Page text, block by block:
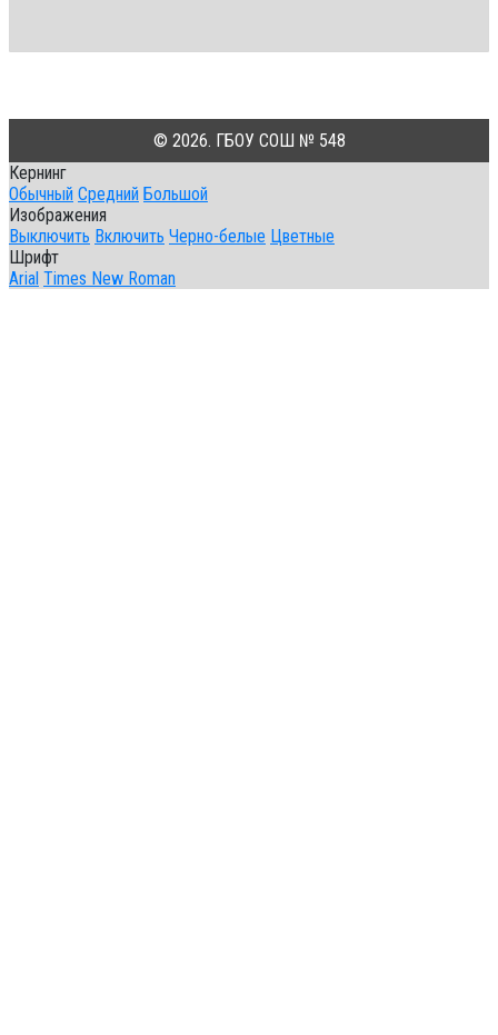
© 2026. ГБОУ СОШ № 548
Кернинг
Обычный Средний Большой
Изображения
Выключить Включить Черно-белые Цветные
Шрифт
Arial Times New Roman